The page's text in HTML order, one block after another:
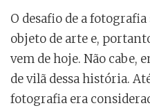
O desafio de a
objeto de arte e,
vem de hoje. Não cabe,
de vilã dessa história.
fotografia era